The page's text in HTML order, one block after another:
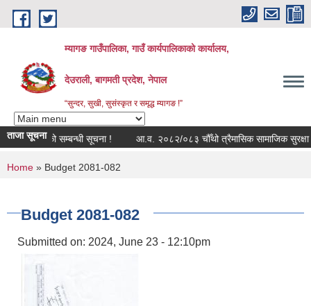
Skip to main content
म्यागङ गाउँपालिका, गाउँ कार्यपालिकाको कार्यालय,
देउराली, बागमती प्रदेश, नेपाल
“सुन्दर, सुखी, सुसंस्कृत र समृद्ध म्यागङ !”
ताजा सूचना
बन्द रहेको सम्बन्धी सूचना ! आ.व. २०८२/०८३ चौँथो त्रैमासिक सामाजिक सुरक्षा
You are here
Home » Budget 2081-082
Budget 2081-082
Submitted on: 2024, June 23 - 12:10pm